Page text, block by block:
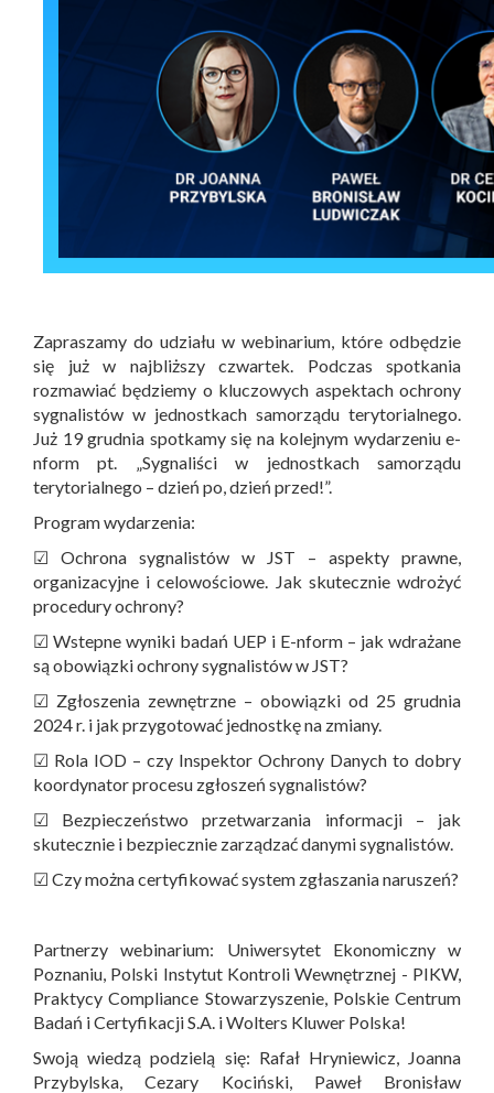
Zapraszamy do udziału w webinarium, które odbędzie
się już w najbliższy czwartek. Podczas spotkania
rozmawiać będziemy o kluczowych aspektach ochrony
sygnalistów w jednostkach samorządu terytorialnego.
Już 19 grudnia spotkamy się na kolejnym wydarzeniu e-
nform pt. „Sygnaliści w jednostkach samorządu
terytorialnego – dzień po, dzień przed!”.
Program wydarzenia:
☑ Ochrona sygnalistów w JST – aspekty prawne,
organizacyjne i celowościowe. Jak skutecznie wdrożyć
procedury ochrony?
☑ Wstepne wyniki badań UEP i E-nform – jak wdrażane
są obowiązki ochrony sygnalistów w JST?
☑ Zgłoszenia zewnętrzne – obowiązki od 25 grudnia
2024 r. i jak przygotować jednostkę na zmiany.
☑ Rola IOD – czy Inspektor Ochrony Danych to dobry
koordynator procesu zgłoszeń sygnalistów?
☑ Bezpieczeństwo przetwarzania informacji – jak
skutecznie i bezpiecznie zarządzać danymi sygnalistów.
☑ Czy można certyfikować system zgłaszania naruszeń?
Partnerzy webinarium: Uniwersytet Ekonomiczny w
Poznaniu, Polski Instytut Kontroli Wewnętrznej - PIKW,
Praktycy Compliance Stowarzyszenie, Polskie Centrum
Badań i Certyfikacji S.A. i Wolters Kluwer Polska!
Swoją wiedzą podzielą się: Rafał Hryniewicz, Joanna
Przybylska, Cezary Kociński, Paweł Bronisław